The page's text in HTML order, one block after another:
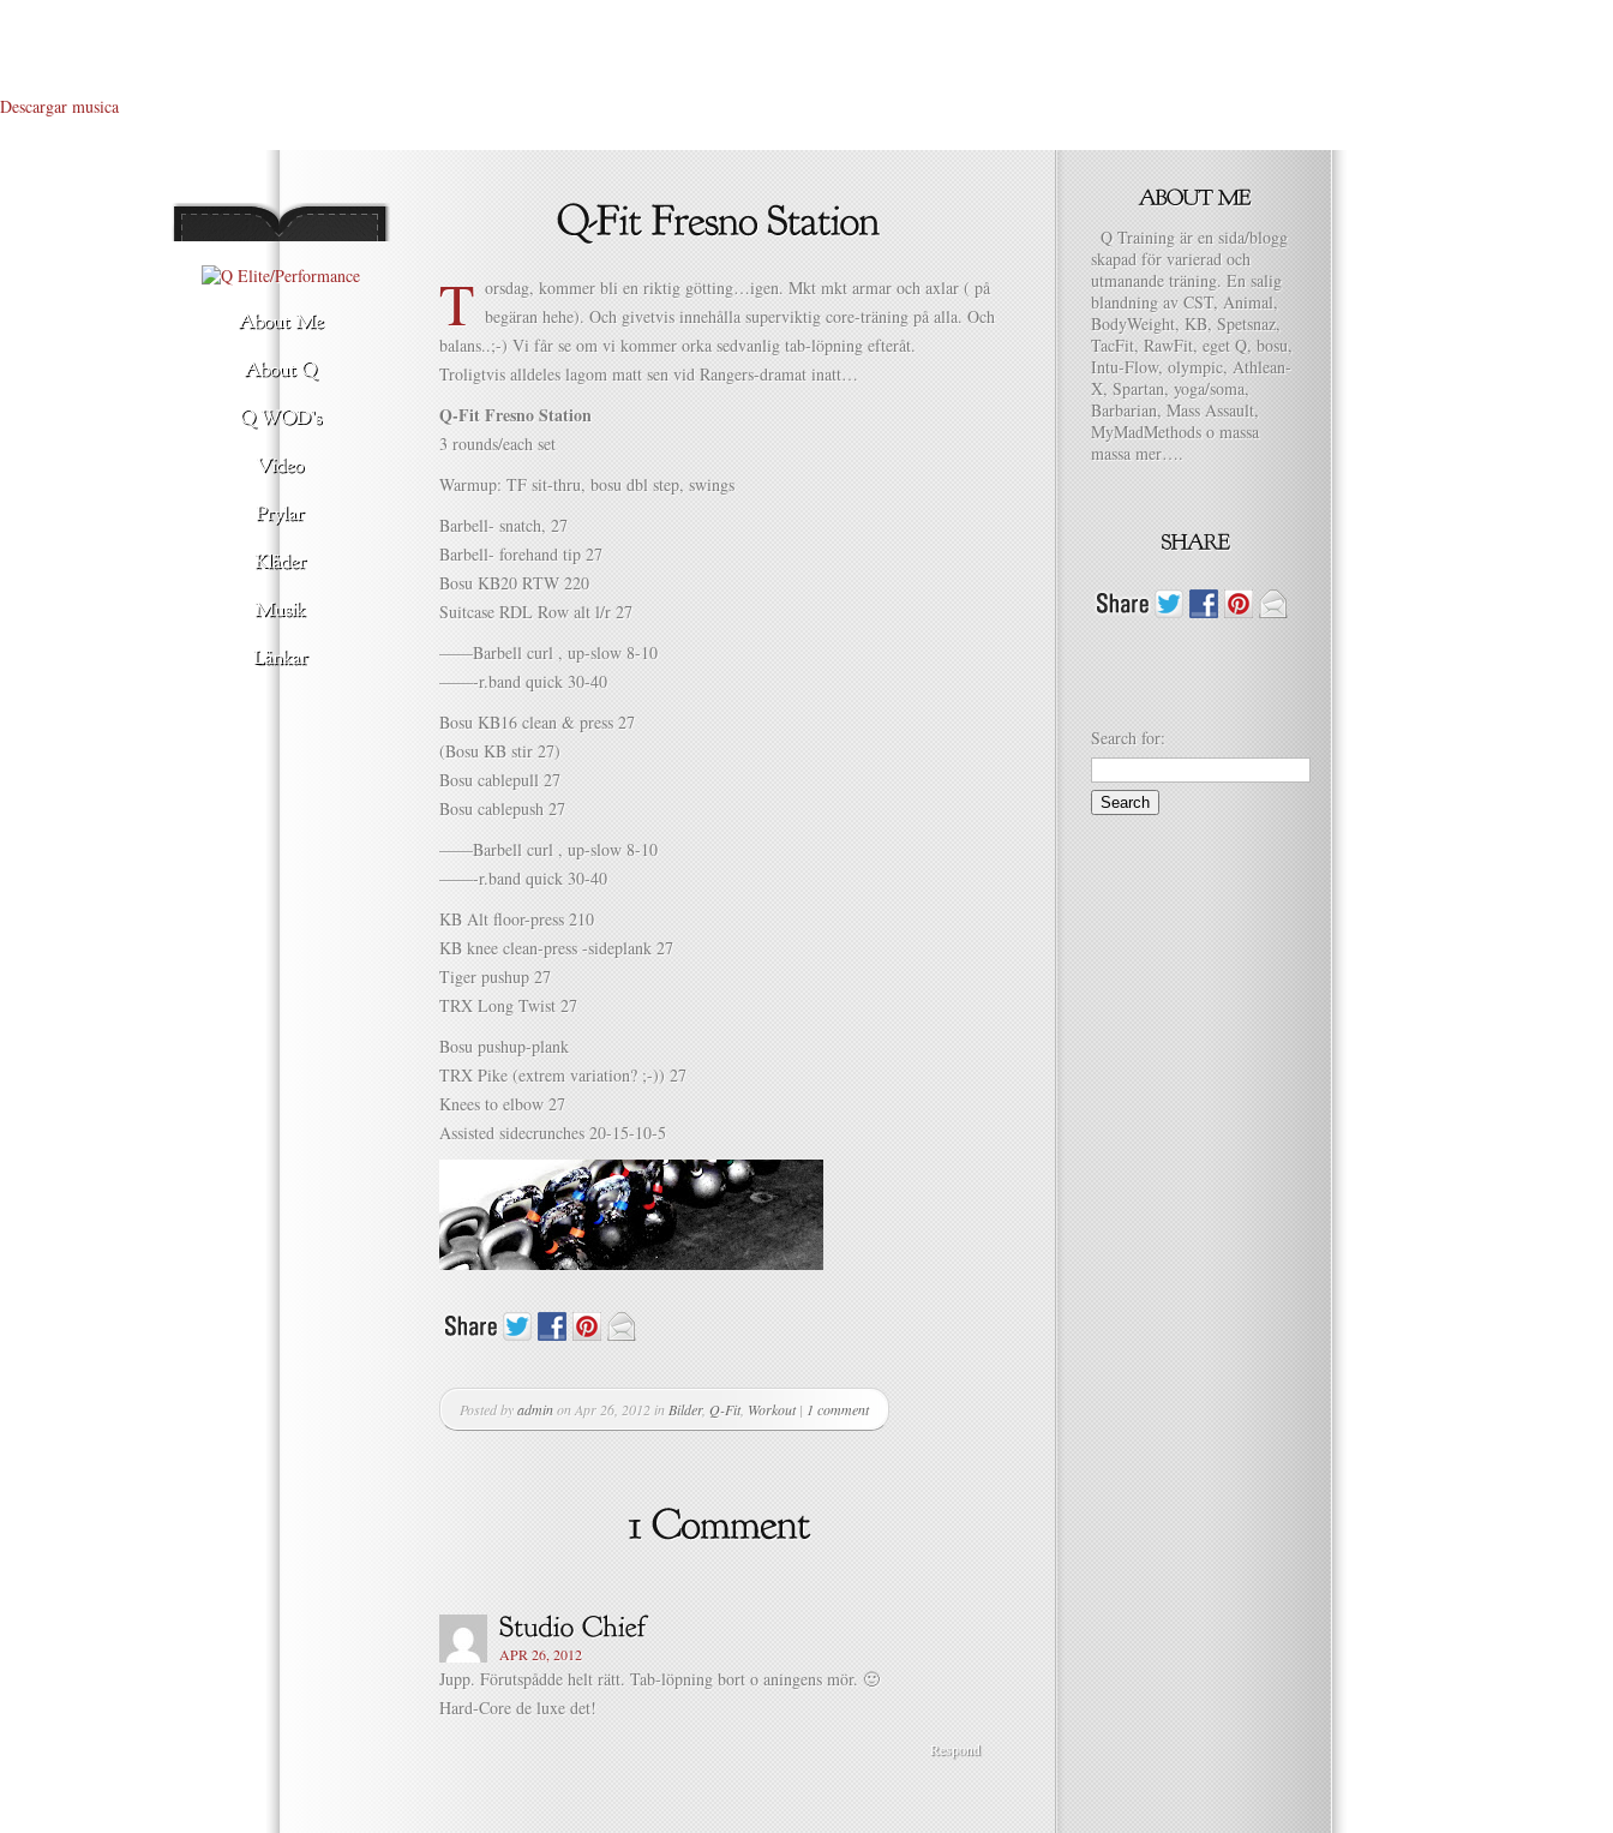
Descargar musica
T orsdag, kommer bli en riktig götting…igen. Mkt mkt armar och axlar ( på
begäran hehe). Och givetvis innehålla superviktig core-träning på alla. Och
balans..;-) Vi får se om vi kommer orka sedvanlig tab-löpning efteråt.
Troligtvis alldeles lagom matt sen vid Rangers-dramat inatt…
Q-Fit Fresno Station
3 rounds/each set
Warmup: TF sit-thru, bosu dbl step, swings
Barbell- snatch, 27
Barbell- forehand tip 27
Bosu KB20 RTW 220
Suitcase RDL Row alt l/r 27
——Barbell curl , up-slow 8-10
——-r.band quick 30-40
Bosu KB16 clean & press 27
(Bosu KB stir 27)
Bosu cablepull 27
Bosu cablepush 27
——Barbell curl , up-slow 8-10
——-r.band quick 30-40
KB Alt floor-press 210
KB knee clean-press -sideplank 27
Tiger pushup 27
TRX Long Twist 27
Bosu pushup-plank
TRX Pike (extrem variation? ;-)) 27
Knees to elbow 27
Assisted sidecrunches 20-15-10-5
Posted byadminon Apr 26, 2012 in Bilder, Q-Fit, Workout| 1 comment
APR 26, 2012
Jupp. Förutspådde helt rätt. Tab-löpning bort o aningens mör. 🙂
Hard-Core de luxe det!
Respond
Q Training är en sida/blogg
skapad för varierad och
utmanande träning. En salig
blandning av CST, Animal,
BodyWeight, KB, Spetsnaz,
TacFit, RawFit, eget Q, bosu,
Intu-Flow, olympic, Athlean-
X, Spartan, yoga/soma,
Barbarian, Mass Assault,
MyMadMethods o massa
massa mer….
Search for: